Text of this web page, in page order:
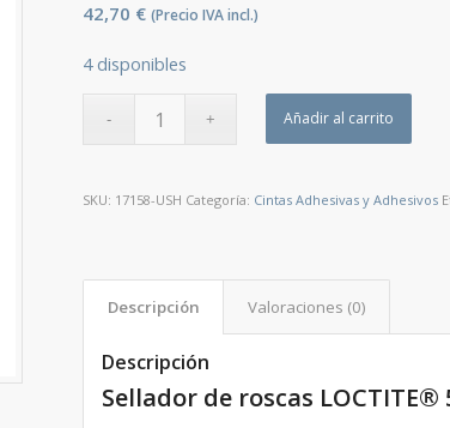
42,70 € (Precio IVA incl.)
4 disponibles
Añadir al carrito
SKU: 17158-USH Categoría: Cintas Adhesivas y Adhesivos
Descripción Valoraciones (0)
Descripción
Sellador de roscas